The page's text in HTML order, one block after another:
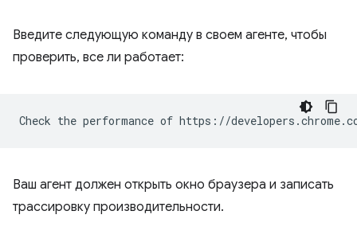
Введите следующую команду в своем агенте, чтобы
проверить, все ли работает:
Ваш агент должен открыть окно браузера и записать
трассировку производительности.